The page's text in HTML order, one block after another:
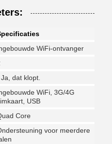
WiFi-ontvanger
dat klopt.
WiFi, 3G/4G
USB
Core
voor meerdere